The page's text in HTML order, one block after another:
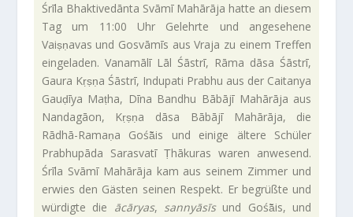
Śrīla Bhak­ti­ve­dānta Svāmī Mahārāja hatte an diesem
Tag um 11:00 Uhr Gelehrte und ange­se­hene
Vaiṣṇavas und Gos­vāmīs aus Vraja zu einem Treffen
ein­ge­laden. Vana­mālī Lāl Śāstrī, Rāma dāsa Śāstrī,
Gaura Kṛṣṇa Śāstrī, Indu­pati Prabhu aus der Cai­tanya
Gauḍīya Maṭha, Dīna Bandhu Bābājī Mahārāja aus
Nan­da­gāon, Kṛṣṇa dāsa Bābājī Mahārāja, die
Rādhā-Ramaṇa Gośā̃is und einige ältere Schüler
Prab­hupāda Saras­vatī Ṭhā­kuras waren anwe­send.
Śrīla Svāmī Mahārāja kam aus seinem Zimmer und
erwies den Gästen seinen Respekt. Er begrüßte und
wür­digte die ācāryas, san­ny­āsīsund Gośā̃is, und